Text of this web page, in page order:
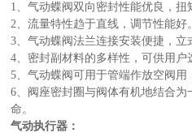
1、气动蝶阀双向密封性能优良，扭
2、流量特性趋于直线，调节性能好。
3、气动蝶阀法兰连接安装便捷，立
4、密封副材料的多样性，可供用户
5、气动蝶阀可用于管端作放空阀用
6、阀座密封圈与阀体有机地结合
命。
气动执行器：